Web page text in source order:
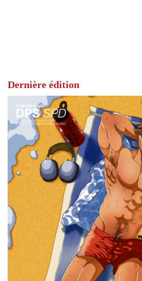
Dernière édition